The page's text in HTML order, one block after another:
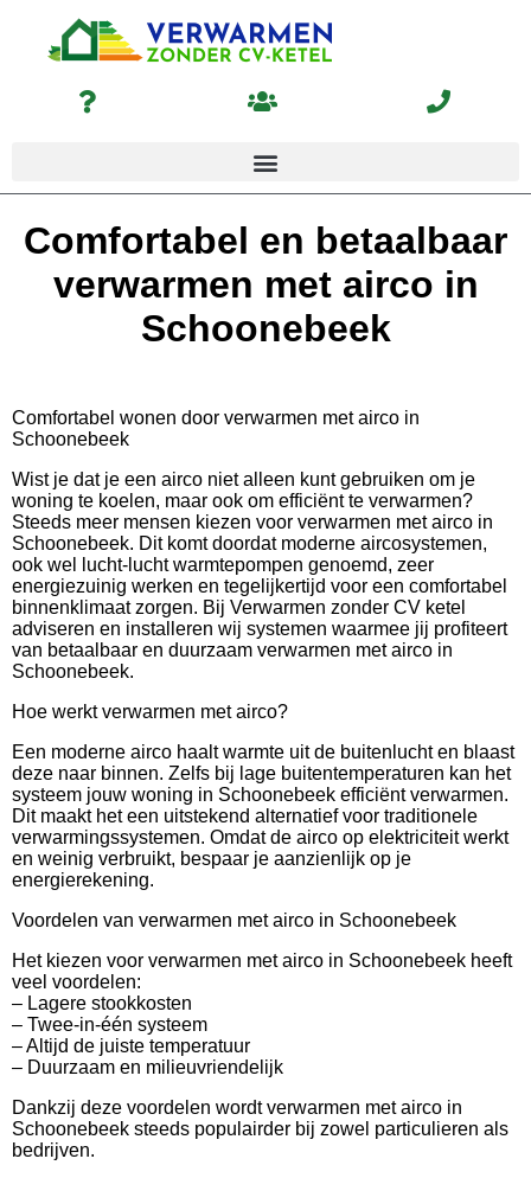
Comfortabel en betaalbaar
verwarmen met airco in
Schoonebeek
Comfortabel wonen door verwarmen met airco in
Schoonebeek
Wist je dat je een airco niet alleen kunt gebruiken om je
woning te koelen, maar ook om efficiënt te verwarmen?
Steeds meer mensen kiezen voor verwarmen met airco in
Schoonebeek. Dit komt doordat moderne aircosystemen,
ook wel lucht-lucht warmtepompen genoemd, zeer
energiezuinig werken en tegelijkertijd voor een comfortabel
binnenklimaat zorgen. Bij Verwarmen zonder CV ketel
adviseren en installeren wij systemen waarmee jij profiteert
van betaalbaar en duurzaam verwarmen met airco in
Schoonebeek.
Hoe werkt verwarmen met airco?
Een moderne airco haalt warmte uit de buitenlucht en blaast
deze naar binnen. Zelfs bij lage buitentemperaturen kan het
systeem jouw woning in Schoonebeek efficiënt verwarmen.
Dit maakt het een uitstekend alternatief voor traditionele
verwarmingssystemen. Omdat de airco op elektriciteit werkt
en weinig verbruikt, bespaar je aanzienlijk op je
energierekening.
Voordelen van verwarmen met airco in Schoonebeek
Het kiezen voor verwarmen met airco in Schoonebeek heeft
veel voordelen:
– Lagere stookkosten
– Twee-in-één systeem
– Altijd de juiste temperatuur
– Duurzaam en milieuvriendelijk
Dankzij deze voordelen wordt verwarmen met airco in
Schoonebeek steeds populairder bij zowel particulieren als
bedrijven.